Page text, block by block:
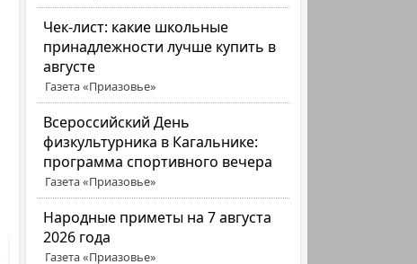
Чек-лист: какие школьные
принадлежности лучше купить в
августе
Газета «Приазовье»
Всероссийский День
физкультурника в Кагальнике:
программа спортивного вечера
Газета «Приазовье»
Народные приметы на 7 августа
2026 года
Газета «Приазовье»